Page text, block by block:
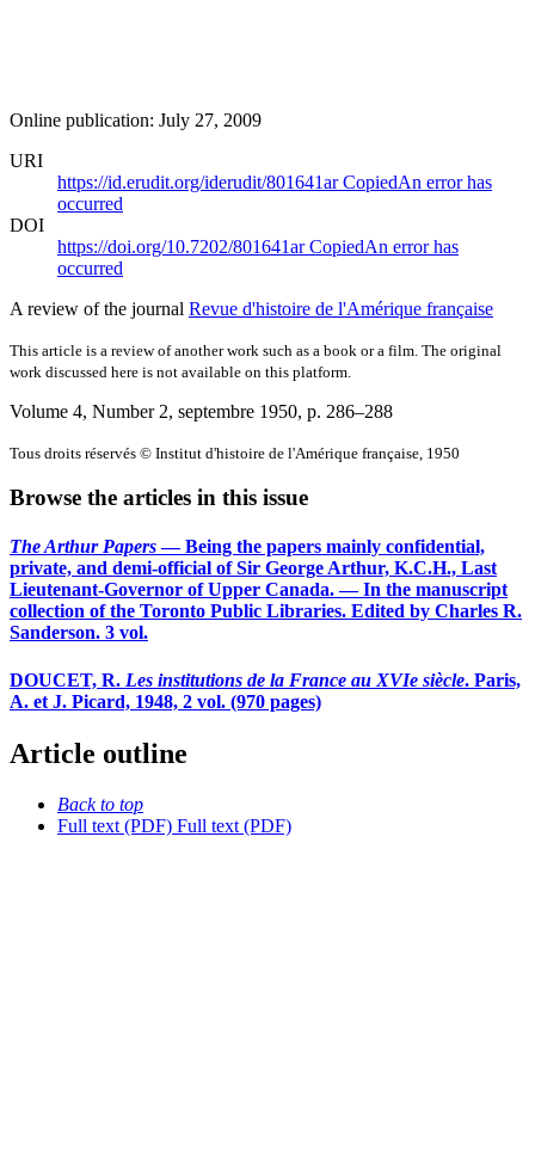
Online publication: July 27, 2009
URI
https://id.erudit.org/iderudit/801641arCopiedAn error has
occurred
DOI
https://doi.org/10.7202/801641arCopiedAn error has
occurred
A review of the journal Revue d'histoire de l'Amérique française
This article is a review of another work such as a book or a film. The original
work discussed here is not available on this platform.
Volume 4, Number 2, septembre 1950, p. 286–288
Tous droits réservés © Institut d'histoire de l'Amérique française, 1950
Browse the articles in this issue
The Arthur Papers— Being the papers mainly confidential,
private, and demi-official of Sir George Arthur, K.C.H., Last
Lieutenant-Governor of Upper Canada. — In the manuscript
collection of the Toronto Public Libraries. Edited by Charles R.
Sanderson. 3 vol.
DOUCET, R. Les institutions de la France au XVIe siècle. Paris,
A. et J. Picard, 1948, 2 vol. (970 pages)
Article outline
Back to top
Full text (PDF) Full text (PDF)